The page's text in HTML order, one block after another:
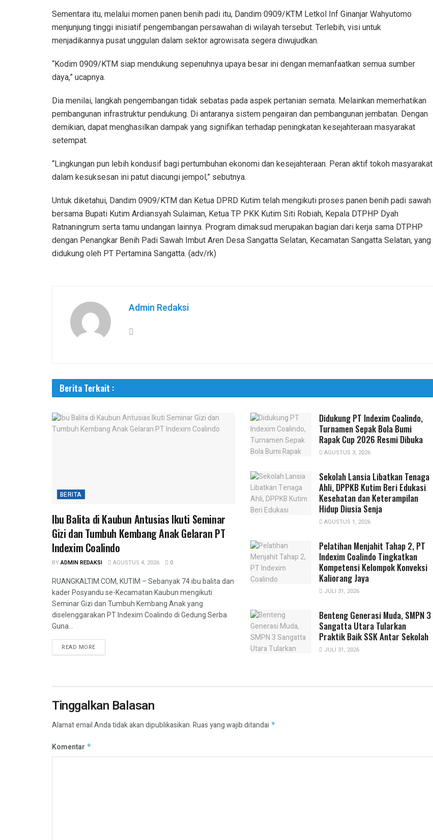
Sementara itu, melalui momen panen benih padi itu, Dandim 0909/KTM Letkol Inf Ginanjar Wahyutomo
menjunjung tinggi inisiatif pengembangan persawahan di wilayah tersebut. Terlebih, visi untuk
menjadikannya pusat unggulan dalam sektor agrowisata segera diwujudkan.
“Kodim 0909/KTM siap mendukung sepenuhnya upaya besar ini dengan memanfaatkan semua sumber
daya,” ucapnya.
Dia menilai, langkah pengembangan tidak sebatas pada aspek pertanian semata. Melainkan memerhatikan
pembangunan infrastruktur pendukung. Di antaranya sistem pengairan dan pembangunan jembatan. Dengan
demikian, dapat menghasilkan dampak yang signifikan terhadap peningkatan kesejahteraan masyarakat
setempat.
“Lingkungan pun lebih kondusif bagi pertumbuhan ekonomi dan kesejahteraan. Peran aktif tokoh masyarakat
dalam kesuksesan ini patut diacungi jempol,” sebutnya.
Untuk diketahui, Dandim 0909/KTM dan Ketua DPRD Kutim telah mengikuti proses panen benih padi sawah
bersama Bupati Kutim Ardiansyah Sulaiman, Ketua TP PKK Kutim Siti Robiah, Kepala DTPHP Dyah
Ratnaningrum serta tamu undangan lainnya. Program dimaksud merupakan bagian dari kerja sama DTPHP
dengan Penangkar Benih Padi Sawah Imbut Aren Desa Sangatta Selatan, Kecamatan Sangatta Selatan, yang
didukung oleh PT Pertamina Sangatta. (adv/rk)
Admin Redaksi
Berita Terkait :
BERITA
Ibu Balita di Kaubun Antusias Ikuti Seminar
Gizi dan Tumbuh Kembang Anak Gelaran PT
Indexim Coalindo
BYADMIN REDAKSI AGUSTUS 4, 2026 0
RUANGKALTIM.COM, KUTIM – Sebanyak 74 ibu balita dan
kader Posyandu se-Kecamatan Kaubun mengikuti
Seminar Gizi dan Tumbuh Kembang Anak yang
diselenggarakan PT Indexim Coalindo di Gedung Serba
Guna...
READ MORE
Didukung PT Indexim Coalindo,
Turnamen Sepak Bola Bumi
Rapak Cup 2026 Resmi Dibuka
AGUSTUS 3, 2026
Sekolah Lansia Libatkan Tenaga
Ahli, DPPKB Kutim Beri Edukasi
Kesehatan dan Keterampilan
Hidup Diusia Senja
AGUSTUS 1, 2026
Pelatihan Menjahit Tahap 2, PT
Indexim Coalindo Tingkatkan
Kompetensi Kelompok Konveksi
Kaliorang Jaya
JULI 31, 2026
Benteng Generasi Muda, SMPN 3
Sangatta Utara Tularkan
Praktik Baik SSK Antar Sekolah
JULI 31, 2026
Tinggalkan Balasan
Alamat email Anda tidak akan dipublikasikan.Ruas yang wajib ditandai *
Komentar *